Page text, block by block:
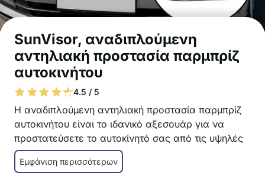
SunVisor, αναδιπλούμενη
αντηλιακή προστασία παρμπρίζ
αυτοκινήτου
4.5 / 5
Η αναδιπλούμενη αντηλιακή προστασία παρμπρίζ
αυτοκινήτου είναι το ιδανικό αξεσουάρ για να
προστατεύσετε το αυτοκίνητό σας από τις υψηλές
θερμοκρασίες και το υπερβολικά ζεστό τιμόνι και
ταμπλό!
Εμφάνιση περισσότερων